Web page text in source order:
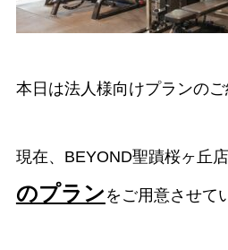
本日は法人様向けプランのご
現在、BEYOND聖蹟桜ヶ丘
のプラン をご用意させて